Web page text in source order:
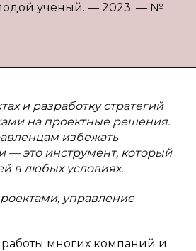
ученый. — 2023. — №
и разработку стратегий
на проектные решения.
избежать
— это инструмент, который
в любых условиях.
управление
многих компаний и